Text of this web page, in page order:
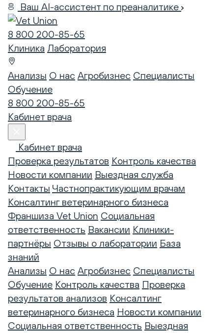
Ваш AI-ассистент по преаналитике
8 800 200-85-65
Клиника Лаборатория
Анализы О нас Агробизнес Специалисты
Обучение
8 800 200-85-65
Кабинет врача
Кабинет врача
Проверка результатов Контроль качества
Новости компании Выездная служба
Контакты Частнопрактикующим врачам
Консалтинг ветеринарного бизнеса
Франшиза Vet Union Социальная
ответственность Вакансии Клиники-
партнёры Отзывы о лаборатории База
знаний
Анализы О нас Агробизнес Специалисты
Обучение Контроль качества Проверка
результатов анализов Консалтинг
ветеринарного бизнеса Новости компании
Социальная ответственность Выездная